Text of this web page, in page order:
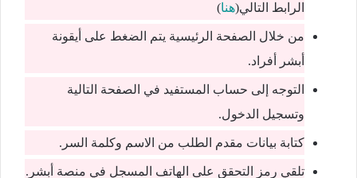
الرابط التالي(هنا)
من خلال الصفحة الرئيسية يتم الضغط على أيقونة
أبشر أفراد.
التوجه إلى حساب المستفيد في الصفحة التالية
وتسجيل الدخول.
كتابة بيانات مقدم الطلب من الاسم وكلمة السر.
تلقي رمز التحقق على الهاتف المسجل في منصة أبشر.